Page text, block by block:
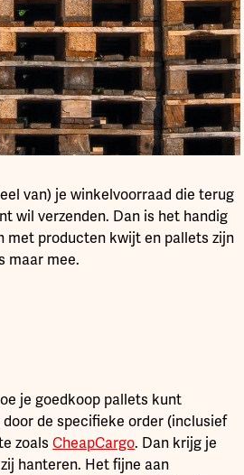
van) je winkelvoorraad die terug
wil verzenden. Dan is het handig
met producten kwijt en pallets zijn
maar mee.
je goedkoop pallets kunt
de specifieke order (inclusief
zoalsCheapCargo. Dan krijg je
hanteren. Het fijne aan